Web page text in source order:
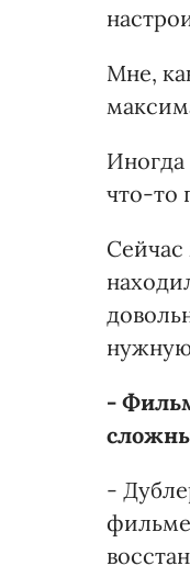
Мне,
что-то
Сейчас
-
-